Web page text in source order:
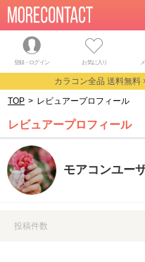
登録・ログイン お気に入り
カラコン全品 送料無料
TOP > レビュアープロフィール
レビュアープロフィール
モアコンユー
投稿件数